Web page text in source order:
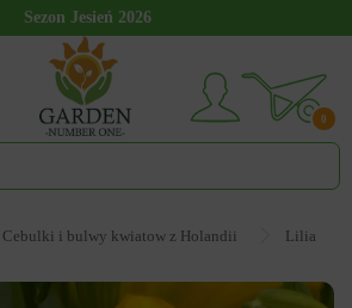
Sezon Jesień 2026
0
Cebulki i bulwy kwiatow z Holandii Lilia